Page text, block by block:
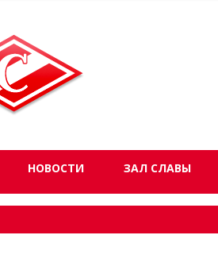
НОВОСТИ ЗАЛ СЛАВЫ